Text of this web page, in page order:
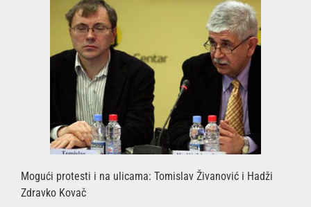
Mogući protesti i na ulicama: Tomislav Živanović i Hadži
Zdravko Kovač